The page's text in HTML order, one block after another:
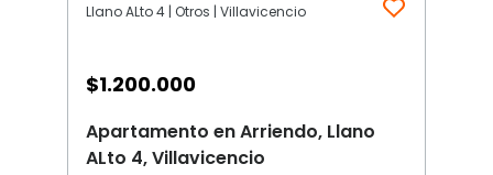
Llano ALto 4 | Otros | Villavicencio
$1.200.000
Apartamento en Arriendo, Llano
ALto 4, Villavicencio